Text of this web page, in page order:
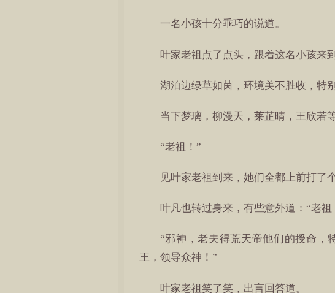
一名小孩十分乖巧的说道。
叶家老祖点了点头，跟着这名小孩来
湖泊边绿草如茵，环境美不胜收，特
当下梦璃，柳漫天，莱芷晴，王欣若
“老祖！”
见叶家老祖到来，她们全都上前打了
叶凡也转过身来，有些意外道：“老
“邪神，老夫得荒天帝他们的授命，
王，领导众神！”
叶家老祖笑了笑，出言回答道。